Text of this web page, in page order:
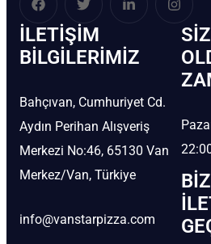
İLETIŞIM
BİLGILERIMIZ
Bahçıvan, Cumhuriyet Cd.
Aydın Perihan Alışveriş
Merkezi No:46, 65130 Van
Merkez/Van, Türkiye
info@vanstarpizza.com